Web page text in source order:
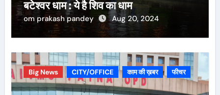
बटेश्वर धाम : ये है शिव का धाम
om prakash pandey Aug 20, 2024
Big News CITY/OFFICE काम की ख़बर फीचर